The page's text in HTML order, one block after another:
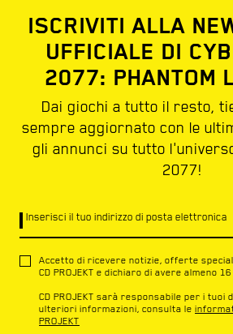
ISCRIVITI ALLA
UFFICIALE DI
2077: PHANTOM
Dai giochi a tutto il resto,
sempre aggiornato con le
gli annunci su tutto
2077!
Inserisci il tuo indirizzo di posta elettronica
Accetto di ricevere notizie, offerte
CD PROJEKT e dichiaro di avere almeno
CD PROJEKT sarà responsabile per i tuoi
ulteriori informazioni, consulta le
PROJEKT